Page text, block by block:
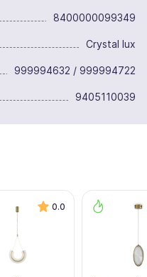
8400000099349
Crystal lux
999994632 / 999994722
9405110039
0.0